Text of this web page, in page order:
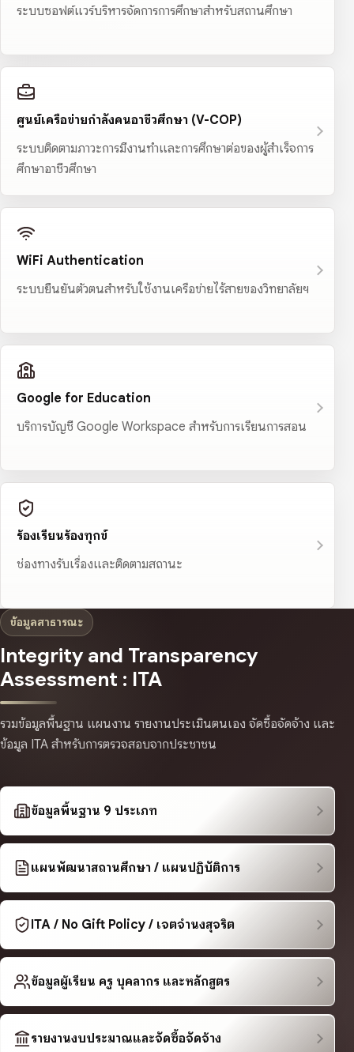
ระบบซอฟต์แวร์บริหารจัดการการศึกษาสำหรับสถานศึกษา
ศูนย์เครือข่ายกำลังคนอาชีวศึกษา (V-COP)
ระบบติดตามภาวะการมีงานทำและการศึกษาต่อของผู้สำเร็จการ
ศึกษาอาชีวศึกษา
WiFi Authentication
ระบบยืนยันตัวตนสำหรับใช้งานเครือข่ายไร้สายของวิทยาลัยฯ
Google for Education
บริการบัญชี Google Workspace สำหรับการเรียนการสอน
ร้องเรียนร้องทุกข์
ช่องทางรับเรื่องและติดตามสถานะ
ข้อมูลสาธารณะ
Integrity and Transparency
Assessment : ITA
รวมข้อมูลพื้นฐาน แผนงาน รายงานประเมินตนเอง จัดซื้อจัดจ้าง และ
ข้อมูล ITA สำหรับการตรวจสอบจากประชาชน
ข้อมูลพื้นฐาน 9 ประเภท
แผนพัฒนาสถานศึกษา / แผนปฏิบัติการ
ITA / No Gift Policy / เจตจำนงสุจริต
ข้อมูลผู้เรียน ครู บุคลากร และหลักสูตร
รายงานงบประมาณและจัดซื้อจัดจ้าง